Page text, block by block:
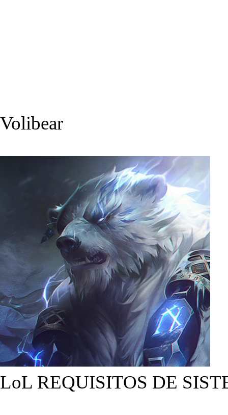
Volibear
LoL REQUISITOS DE